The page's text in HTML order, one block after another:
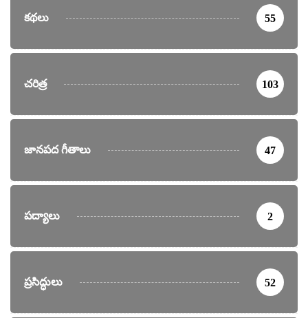
కథలు 55
చరిత్ర 103
జానపద గీతాలు 47
పద్యాలు 2
ప్రసిద్ధులు 52